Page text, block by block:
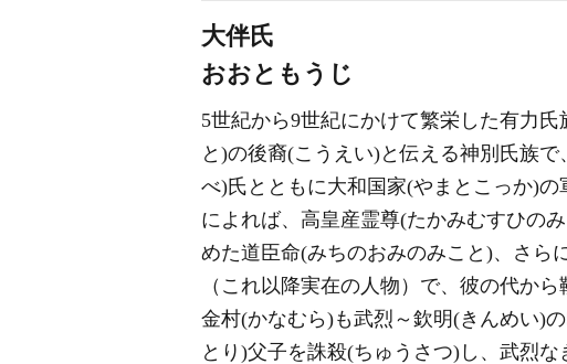
大伴氏
おおともうじ
5世紀から9世紀にかけて繁栄した有力
と)の後裔(こうえい)と伝える神別氏族
べ)氏とともに大和国家(やまとこっか)
によれば、高皇産霊尊(たかみむすひの
めた道臣命(みちのおみのみこと)、さら
（これ以降実在の人物）で、彼の代か
金村(かなむら)も武烈～欽明(きんめい)
とり)父子を誅殺(ちゅうさつ)し、武烈